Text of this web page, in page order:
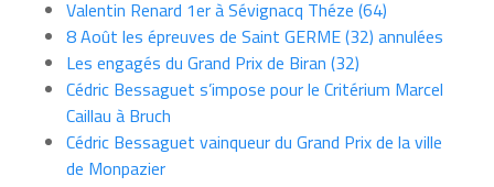
Valentin Renard 1er à Sévignacq Théze (64)
8 Août les épreuves de Saint GERME (32) annulées
Les engagés du Grand Prix de Biran (32)
Cédric Bessaguet s’impose pour le Critérium Marcel
Caillau à Bruch
Cédric Bessaguet vainqueur du Grand Prix de la ville
de Monpazier